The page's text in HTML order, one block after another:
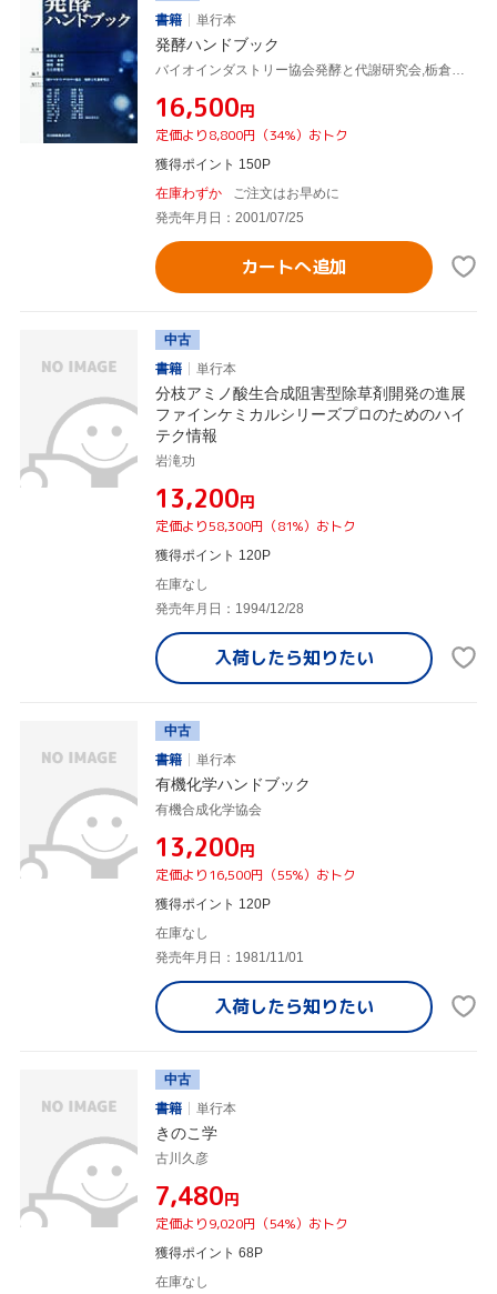
書籍
単行本
発酵ハンドブック
バイオインダストリー協会発酵と代謝研究会,栃倉辰六郎,山田秀明,別府輝彦,左右田健次
¥16,500円
定価より8,800円（34%）おトク
獲得ポイント 150P
在庫わずか
ご注文はお早めに
発売年月日：2001/07/25
カートへ追加
中古
書籍
単行本
分枝アミノ酸生合成阻害型除草剤開発の進展
ファインケミカルシリーズプロのためのハイ
テク情報
岩滝功
¥13,200円
定価より58,300円（81%）おトク
獲得ポイント 120P
在庫なし
発売年月日：1994/12/28
入荷したら知りたい
中古
書籍
単行本
有機化学ハンドブック
有機合成化学協会
¥13,200円
定価より16,500円（55%）おトク
獲得ポイント 120P
在庫なし
発売年月日：1981/11/01
入荷したら知りたい
中古
書籍
単行本
きのこ学
古川久彦
¥7,480円
定価より9,020円（54%）おトク
獲得ポイント 68P
在庫なし